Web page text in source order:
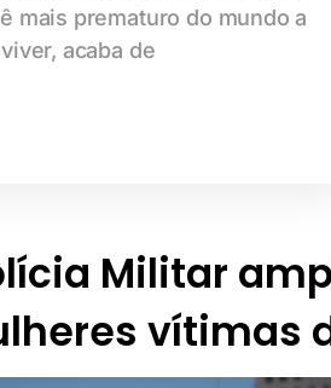
mais prematuro do mundo a
acaba de
Militar
vítimas